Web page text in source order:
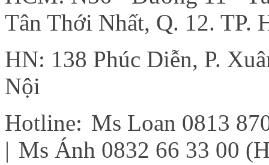
Tân Thới Nhất, Q. 12. TP.
HN: 138 Phúc Diễn, P.
Nội
Hotline: Ms Loan 0813
| Ms Ánh 0832 66 33 00